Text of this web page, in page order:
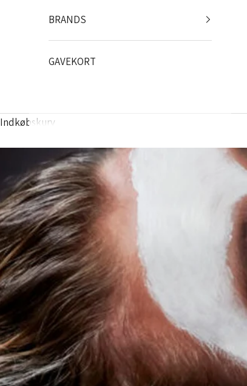
BRANDS
GAVEKORT
Indkøbskurv